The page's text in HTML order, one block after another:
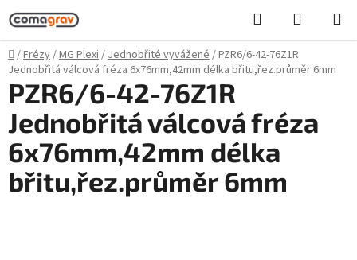
Přejít
na
obsah
Hledat
KOŠÍK
Domů
/Frézy/MG Plexi/Jednobřité vyvážené/PZR6/6-42-76Z1R
Jednobřitá válcová fréza 6x76mm,42mm délka břitu,řez.průměr 6mm
PZR6/6-42-76Z1R
Jednobřitá válcová fréza
6x76mm,42mm délka
břitu,řez.průměr 6mm